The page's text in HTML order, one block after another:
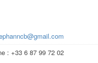
: +33 6 87 99 72 02